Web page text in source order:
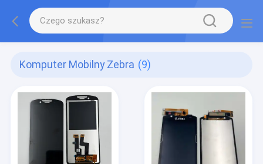
Komputer Mobilny Zebra (9)